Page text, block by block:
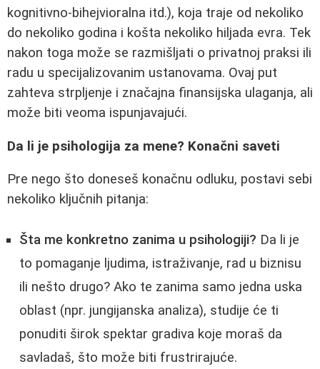
kognitivno-bihejvioralna itd.), koja traje od nekoliko
do nekoliko godina i košta nekoliko hiljada evra. Tek
nakon toga može se razmišljati o privatnoj praksi ili
radu u specijalizovanim ustanovama. Ovaj put
zahteva strpljenje i značajna finansijska ulaganja, ali
može biti veoma ispunjavajući.
Da li je psihologija za mene? Konačni saveti
Pre nego što doneseš konačnu odluku, postavi sebi
nekoliko ključnih pitanja:
Šta me konkretno zanima u psihologiji? Da li je
to pomaganje ljudima, istraživanje, rad u biznisu
ili nešto drugo? Ako te zanima samo jedna uska
oblast (npr. jungijanska analiza), studije će ti
ponuditi širok spektar gradiva koje moraš da
savladaš, što može biti frustrirajuće.